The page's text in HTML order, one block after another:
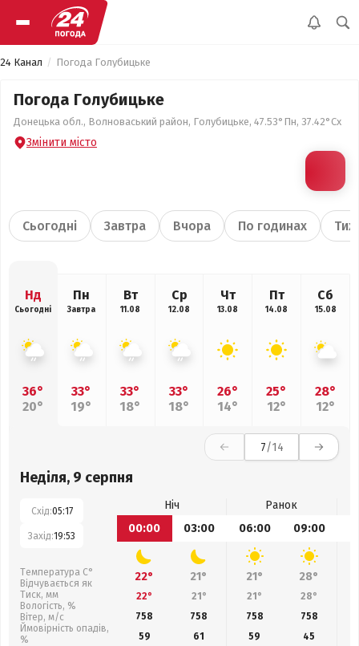
24 Канал Погода Голубицьке
Погода Голубицьке
Донецька обл., Волноваський район, Голубицьке, 47.53°Пн, 37.42°Сх
Змінити місто
Сьогодні Завтра Вчора По годинах
Нд
Сьогодні
36°
20°
Пн
Завтра
33°
19°
Вт
11.08
33°
18°
Ср
12.08
33°
18°
Чт
13.08
26°
14°
Пт
14.08
25°
12°
Сб
15.08
28°
12°
7/14
Неділя, 9 серпня
Схід:05:17
Захід:19:53
Температура С°
Відчувається як
Тиск, мм
Вологість, %
Вітер, м/с
Ймовірність опадів,
%
Ніч
Ранок
00:00
03:00 06:00 09:00
22° 21° 21° 28°
22° 21° 21° 28°
758
758 758 758
59
61 59 45